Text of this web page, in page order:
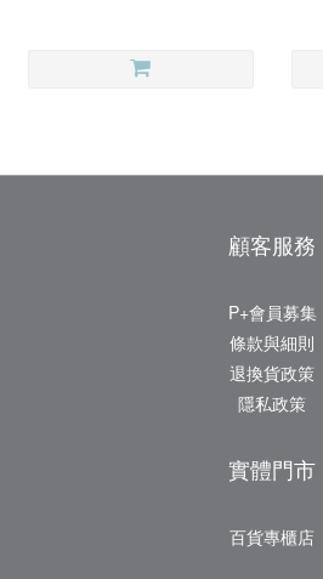
顧客服務
P+會員募集
條款與細則
退換貨政策
隱私政策
實體門市
百貨專櫃店